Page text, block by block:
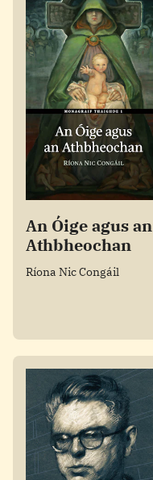
An Óige agus an
Athbheochan
Ríona Nic Congáil